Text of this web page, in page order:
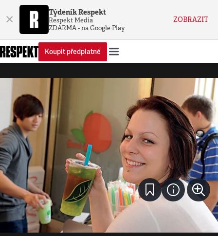
× Týdeník Respekt
Respekt Media
ZDARMA - na Google Play
ZOBRAZIT
Koupit předplatné
Připravujeme• •1minuta